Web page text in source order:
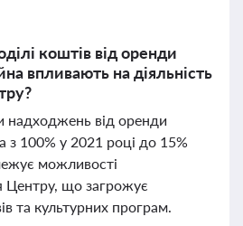
коштів від оренди
впливають на діяльність
надходжень від оренди
з 100% у 2021 році до 15%
можливості
Центру, що загрожує
та культурних програм.